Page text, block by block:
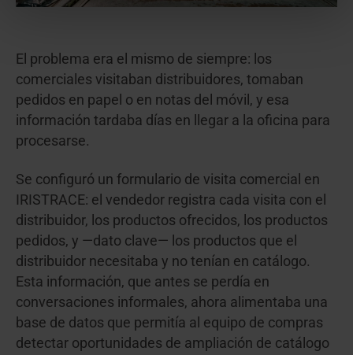
El problema era el mismo de siempre: los
comerciales visitaban distribuidores, tomaban
pedidos en papel o en notas del móvil, y esa
información tardaba días en llegar a la oficina para
procesarse.
Se configuró un formulario de visita comercial en
IRISTRACE: el vendedor registra cada visita con el
distribuidor, los productos ofrecidos, los productos
pedidos, y —dato clave— los productos que el
distribuidor necesitaba y no tenían en catálogo.
Esta información, que antes se perdía en
conversaciones informales, ahora alimentaba una
base de datos que permitía al equipo de compras
detectar oportunidades de ampliación de catálogo